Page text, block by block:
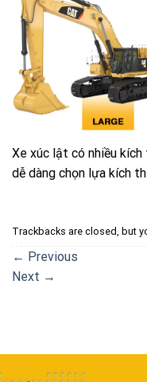
Xe xúc lật có nhiều kích
dễ dàng chọn lựa kích
Trackbacks are closed, but
← Previous
Next →